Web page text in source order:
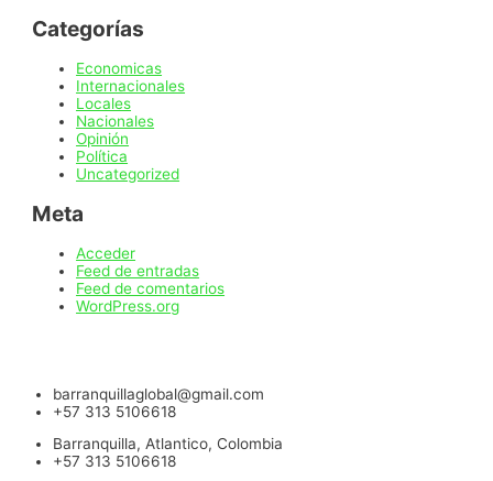
Categorías
Economicas
Internacionales
Locales
Nacionales
Opinión
Política
Uncategorized
Meta
Acceder
Feed de entradas
Feed de comentarios
WordPress.org
barranquillaglobal@gmail.com
+57 313 5106618
Barranquilla, Atlantico, Colombia
+57 313 5106618